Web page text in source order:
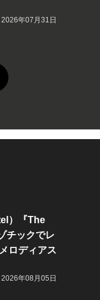
2026年07月31日
）『The
チックでレ
ロディアス
2026年08月05日